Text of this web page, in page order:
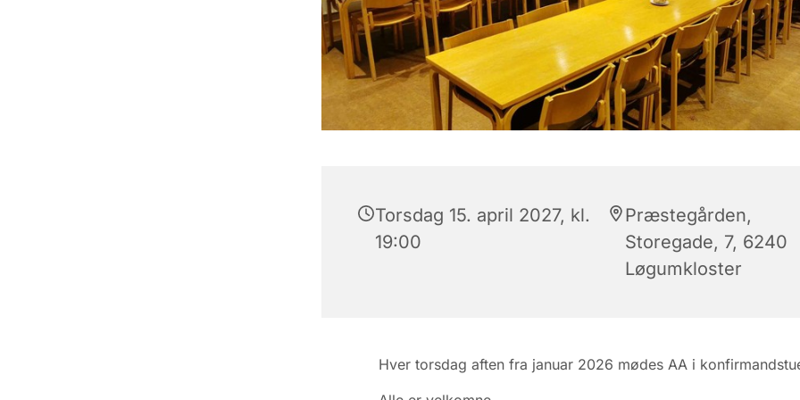
Torsdag 15. april 2027, kl.
19:00
Præstegården,
Storegade, 7, 6240
Løgumkloster
Hver torsdag aften fra januar 2026 mødes AA i